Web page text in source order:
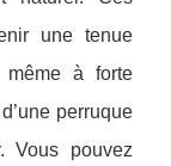
une tenue
même à forte
perruque
Vous pouvez